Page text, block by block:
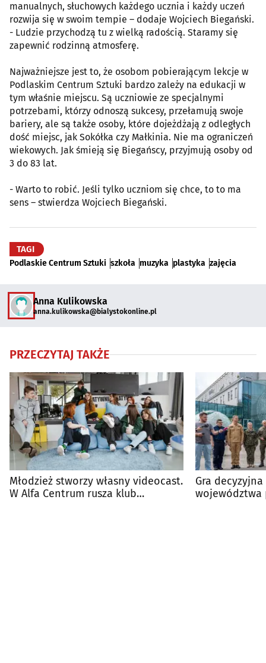
manualnych, słuchowych każdego ucznia i każdy uczeń
rozwija się w swoim tempie – dodaje Wojciech Biegański.
- Ludzie przychodzą tu z wielką radością. Staramy się
zapewnić rodzinną atmosferę.
Najważniejsze jest to, że osobom pobierającym lekcje w
Podlaskim Centrum Sztuki bardzo zależy na edukacji w
tym właśnie miejscu. Są uczniowie ze specjalnymi
potrzebami, którzy odnoszą sukcesy, przełamują swoje
bariery, ale są także osoby, które dojeżdżają z odległych
dość miejsc, jak Sokółka czy Małkinia. Nie ma ograniczeń
wiekowych. Jak śmieją się Biegańscy, przyjmują osoby od
3 do 83 lat.
- Warto to robić. Jeśli tylko uczniom się chce, to to ma
sens – stwierdza Wojciech Biegański.
TAGI
Podlaskie Centrum Sztuki szkoła muzyka plastyka zajęcia
Anna Kulikowska
anna.kulikowska@bialystokonline.pl
PRZECZYTAJ TAKŻE
Młodzież stworzy własny videocast.
W Alfa Centrum rusza klub
Gra
województwa